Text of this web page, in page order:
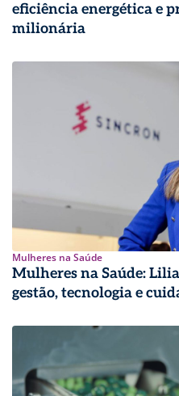
eficiência energética e
milionária
Mulheres na Saúde
Mulheres na Saúde:
gestão, tecnologia e